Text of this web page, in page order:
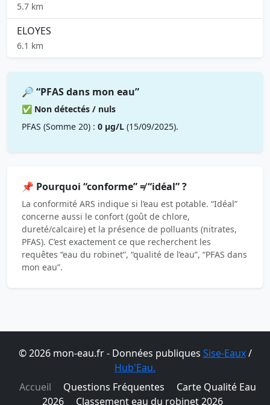
5.7 km
ELOYES
6.1 km
🔎 “PFAS dans mon eau”
✅ Non détectés / nuls
PFAS (Somme 20) : 0 µg/L (15/09/2025).
📌 Pourquoi “conforme” ≠ “idéal” ?
La conformité ARS indique si l’eau est potable. “Idéal”
concerne aussi le confort (goût de chlore,
dureté/calcaire) et la présence de polluants (nitrates,
PFAS). C’est exactement ce que recherchent les
requêtes “eau du robinet”, “qualité de l’eau”, “PFAS dans
mon eau”.
© 2026 mon-eau.fr - Données publiques Sise-Eaux/
Hub'Eau.
Accueil
Questions Fréquentes
Carte Qualité Eau
2026
Classement eau du robinet 2026